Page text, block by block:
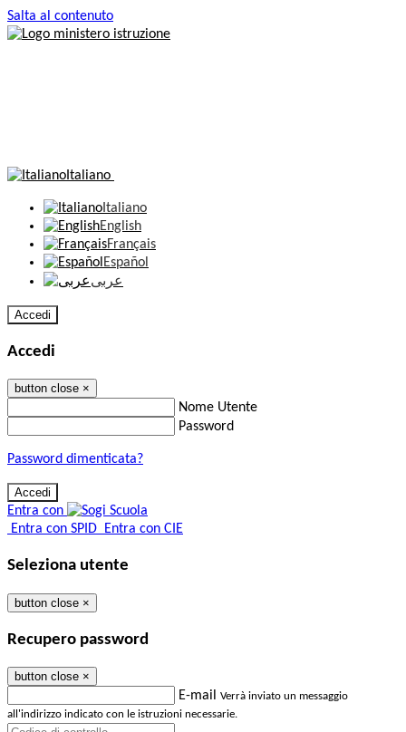
Salta al contenuto
Italiano
Italiano
English
Français
Español
عربى
Accedi
Accedi
button close ×
Nome Utente
Password
Password dimenticata?
Entra con
Entra con SPID Entra con CIE
Seleziona utente
button close ×
Recupero password
button close ×
E-mail Verrà inviato un messaggio
all'indirizzo indicato con le istruzioni necessarie.